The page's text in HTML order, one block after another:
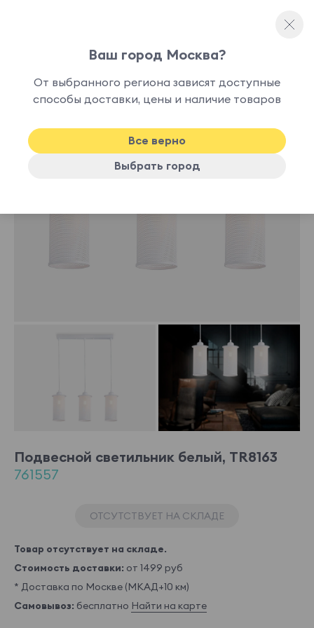
наличии
Подвесной светильник белый, TR8163
761557
ОТСУТСТВУЕТ НА СКЛАДЕ
Товар отсутствует на складе.
Стоимость доставки: от 1499 руб
* Доставка по Москве (МКАД+10 км)
Самовывоз: бесплатно Найти на карте
Ваш город Москва?
От выбранного региона зависят доступные
способы доставки, цены и наличие товаров
Все верно
Выбрать город